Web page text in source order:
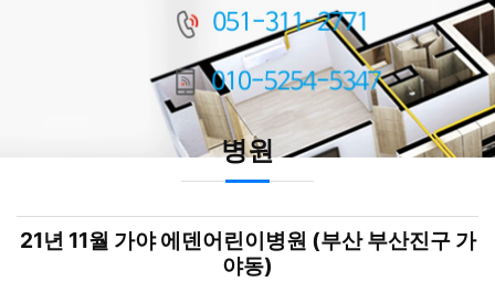
병원
21년 11월 가야 에덴어린이병원 (부산 부산진구 가
야동)